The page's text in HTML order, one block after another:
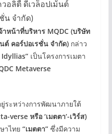
อลิตี้ ดีเวล็อปเม้นต์
น จำกัด)
าหน้าที่บริหาร MQDC (บริษัท
ต์ คอร์ปอเรชั่น จำกัด)กล่าว
Idyllias”เป็นโครงการเมตา
Metaverse
ยู่ระหว่างการพัฒนาภายใต้
verse หรือ ‘เมตตา’-เวิร์ส)
าไทย “เมตตา”ซึ่งมีความ